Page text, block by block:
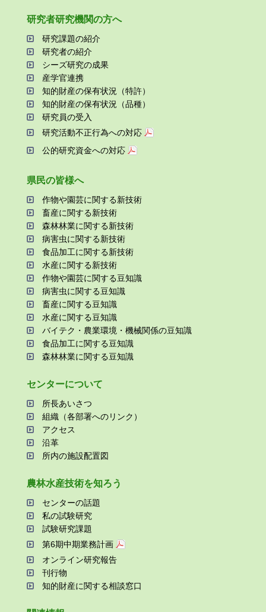
研究者研究機関の⽅へ
研究課題の紹介
研究者の紹介
シーズ研究の成果
産学官連携
知的財産の保有状況（特許）
知的財産の保有状況（品種）
研究員の受⼊
研究活動不正⾏為への対応
公的研究資金への対応
県⺠の皆様へ
作物や園芸に関する新技術
畜産に関する新技術
森林林業に関する新技術
病害⾍に関する新技術
⾷品加⼯に関する新技術
⽔産に関する新技術
作物や園芸に関する⾖知識
病害⾍に関する⾖知識
畜産に関する⾖知識
⽔産に関する⾖知識
バイテク・農業環境・機械関係の⾖知識
⾷品加⼯に関する⾖知識
森林林業に関する⾖知識
センターについて
所⻑あいさつ
組織（各部署へのリンク）
アクセス
沿⾰
所内の施設配置図
農林⽔産技術を知ろう
センターの話題
私の試験研究
試験研究課題
第6期中期業務計画
オンライン研究報告
刊⾏物
知的財産に関する相談窓⼝